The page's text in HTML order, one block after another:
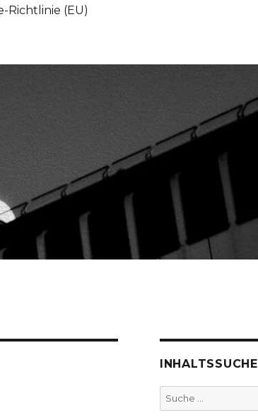
Richtlinie (EU)
INHALTSSUCHE
Suche
nach: